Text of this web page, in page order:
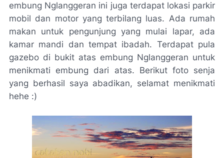
embung Nglanggeran ini juga terdapat lokasi parkir
mobil dan motor yang terbilang luas. Ada rumah
makan untuk pengunjung yang mulai lapar, ada
kamar mandi dan tempat ibadah. Terdapat pula
gazebo di bukit atas embung Nglanggeran untuk
menikmati embung dari atas. Berikut foto senja
yang berhasil saya abadikan, selamat menikmati
hehe :)